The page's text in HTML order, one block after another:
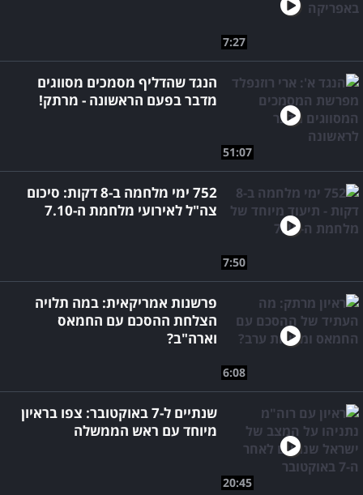
7:27
51:07
הנגד שהדליף מסמכים מסווגים
מדבר בפעם הראשונה - מרתק!
7:50
752 ימי מלחמה ב-8 דקות: סיכום
צה"ל לאירועי מלחמת ה-7.10
6:08
פרשנות אמריקאית: במה תלויה
הצלחת ההסכם עם החמאס
וארה"ב?
20:45
שנתיים ל-7 באוקטובר: צפו בראיון
מיוחד עם ראש הממשלה